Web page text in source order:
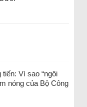
Vì sao “ngôi
nóng của Bộ Công